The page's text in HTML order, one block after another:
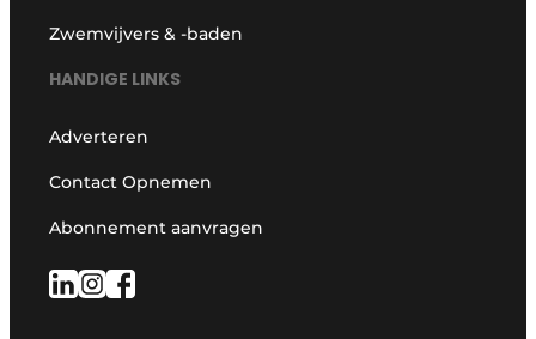
Zwemvijvers & -baden
HANDIGE LINKS
Adverteren
Contact Opnemen
Abonnement aanvragen